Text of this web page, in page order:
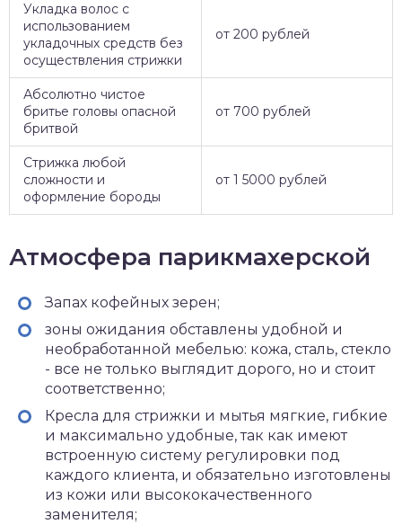
Укладка волос с
использованием
укладочных средств без
осуществления стрижки
от 200 рублей
Абсолютно чистое
бритье головы опасной
бритвой
от 700 рублей
Стрижка любой
сложности и
оформление бороды
от 1 5000 рублей
Атмосфера парикмахерской
Запах кофейных зерен;
зоны ожидания обставлены удобной и
необработанной мебелью: кожа, сталь, стекло
- все не только выглядит дорого, но и стоит
соответственно;
Кресла для стрижки и мытья мягкие, гибкие
и максимально удобные, так как имеют
встроенную систему регулировки под
каждого клиента, и обязательно изготовлены
из кожи или высококачественного
заменителя;